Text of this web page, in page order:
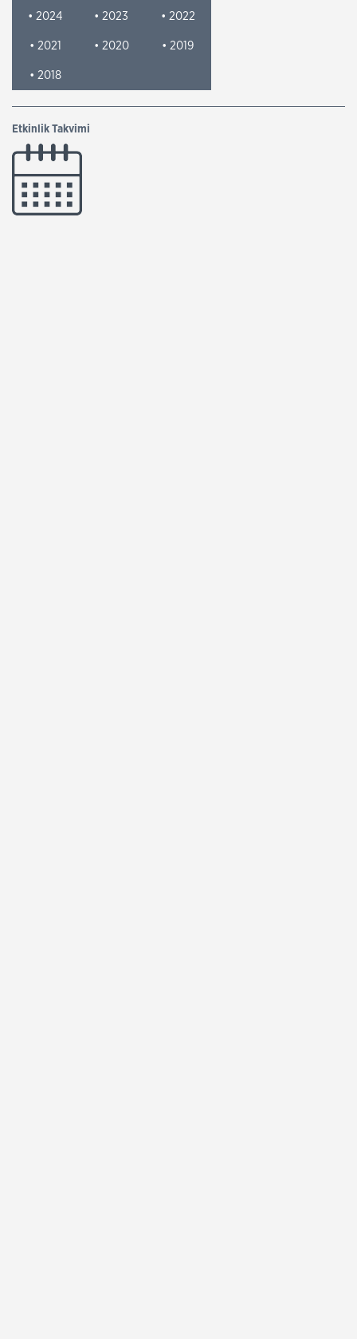
• 2024 • 2023 • 2022
• 2021 • 2020 • 2019
• 2018
Etkinlik Takvimi